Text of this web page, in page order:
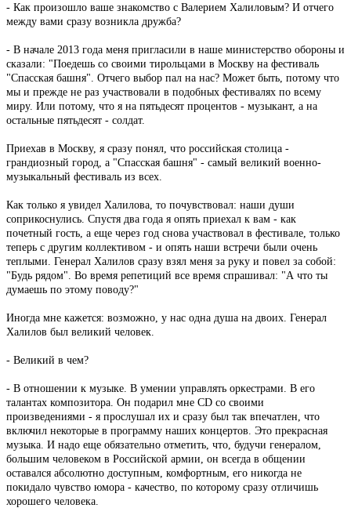
- Как произошло ваше знакомство с Валерием Халиловым? И отчего
между вами сразу возникла дружба?
- В начале 2013 года меня пригласили в наше министерство обороны и
сказали: "Поедешь со своими тирольцами в Москву на фестиваль
"Спасская башня". Отчего выбор пал на нас? Может быть, потому что
мы и прежде не раз участвовали в подобных фестивалях по всему
миру. Или потому, что я на пятьдесят процентов - музыкант, а на
остальные пятьдесят - солдат.
Приехав в Москву, я сразу понял, что российская столица -
грандиозный город, а "Спасская башня" - самый великий военно-
музыкальный фестиваль из всех.
Как только я увидел Халилова, то почувствовал: наши души
соприкоснулись. Спустя два года я опять приехал к вам - как
почетный гость, а еще через год снова участвовал в фестивале, только
теперь с другим коллективом - и опять наши встречи были очень
теплыми. Генерал Халилов сразу взял меня за руку и повел за собой:
"Будь рядом". Во время репетиций все время спрашивал: "А что ты
думаешь по этому поводу?"
Иногда мне кажется: возможно, у нас одна душа на двоих. Генерал
Халилов был великий человек.
- Великий в чем?
- В отношении к музыке. В умении управлять оркестрами. В его
талантах композитора. Он подарил мне CD со своими
произведениями - я прослушал их и сразу был так впечатлен, что
включил некоторые в программу наших концертов. Это прекрасная
музыка. И надо еще обязательно отметить, что, будучи генералом,
большим человеком в Российской армии, он всегда в общении
оставался абсолютно доступным, комфортным, его никогда не
покидало чувство юмора - качество, по которому сразу отличишь
хорошего человека.